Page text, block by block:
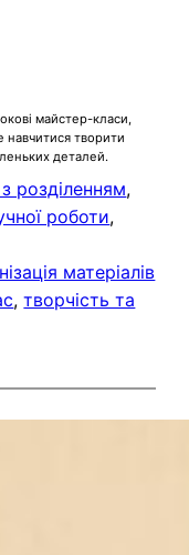
майстер-класи,
навчитися творити
деталей.
розділенням
роботи
матеріалів
, творчість та